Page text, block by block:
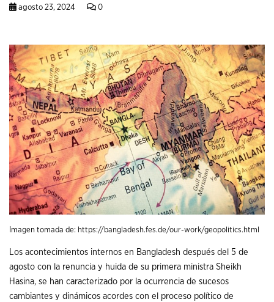
agosto 23, 2024 0
Imagen tomada de: https://bangladesh.fes.de/our-work/geopolitics.html
Los acontecimientos internos en Bangladesh después del 5 de
agosto con la renuncia y huida de su primera ministra Sheikh
Hasina, se han caracterizado por la ocurrencia de sucesos
cambiantes y dinámicos acordes con el proceso político de